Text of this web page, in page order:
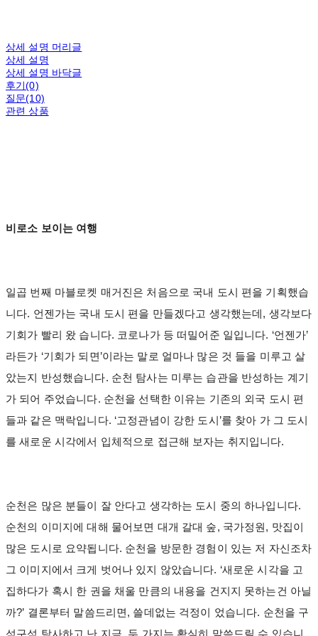
상세 설명 머리글
상세 설명
상세 설명 바닥글
후기(0)
질문(10)
관련 상품
비로소 보이는 여행
일곱 번째 마블로켓 매거진은 처음으로 국내 도시 편을 기획했습
니다. 언젠가는 국내 도시 편을 만들겠다고 생각했는데, 생각보다
기회가 빨리 왔 습니다. 코로나가 등 떠밀어준 일입니다. ‘언젠가’
라든가 ‘기회가 되면’이라는 말로 얼마나 많은 것 들을 미루고 살
았는지 반성했습니다. 순천 탐사는 미루는 습관을 반성하는 계기
가 되어 주었습니다. 순천을 선택한 이유는 기존의 외국 도시 편
들과 같은 맥락입니다. ‘고정관념이 강한 도시’를 찾아 가 그 도시
를 새로운 시각에서 입체적으로 접근해 보자는 취지입니다.
순천은 많은 분들이 잘 안다고 생각하는 도시 중의 하나입니다.
순천의 이미지에 대해 물어보면 대개 갈대 숲, 국가정원, 맛집이
많은 도시로 요약됩니다. 순천을 방문한 경험이 있는 저 자신조차
그 이미지에서 크게 벗어나 있지 않았습니다. ‘새로운 시각을 고
집하다가 혹시 한 권을 채울 만큼의 내용을 건지지 못하는건 아닐
까?’ 결론부터 말씀드리면, 쓸데없는 걱정이 었습니다. 순천을 구